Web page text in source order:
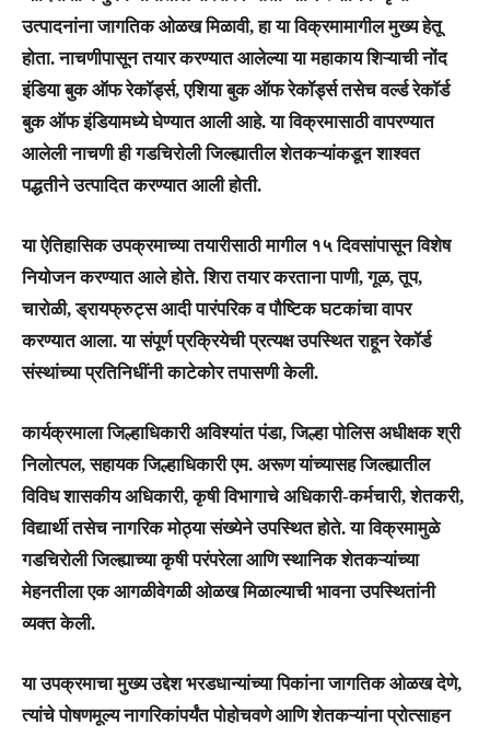
उत्पादनांना जागतिक ओळख मिळावी, हा या विक्रमामागील मुख्य हेतू
होता. नाचणीपासून तयार करण्यात आलेल्या या महाकाय शिऱ्याची नोंद
इंडिया बुक ऑफ रेकॉर्ड्स, एशिया बुक ऑफ रेकॉर्ड्स तसेच वर्ल्ड रेकॉर्ड
बुक ऑफ इंडियामध्ये घेण्यात आली आहे. या विक्रमासाठी वापरण्यात
आलेली नाचणी ही गडचिरोली जिल्ह्यातील शेतकऱ्यांकडून शाश्वत
पद्धतीने उत्पादित करण्यात आली होती.
या ऐतिहासिक उपक्रमाच्या तयारीसाठी मागील १५ दिवसांपासून विशेष
नियोजन करण्यात आले होते. शिरा तयार करताना पाणी, गूळ, तूप,
चारोळी, ड्रायफ्रुट्स आदी पारंपरिक व पौष्टिक घटकांचा वापर
करण्यात आला. या संपूर्ण प्रक्रियेची प्रत्यक्ष उपस्थित राहून रेकॉर्ड
संस्थांच्या प्रतिनिधींनी काटेकोर तपासणी केली.
कार्यक्रमाला जिल्हाधिकारी अविश्यांत पंडा, जिल्हा पोलिस अधीक्षक श्री
निलोत्पल, सहायक जिल्हाधिकारी एम. अरूण यांच्यासह जिल्ह्यातील
विविध शासकीय अधिकारी, कृषी विभागाचे अधिकारी-कर्मचारी, शेतकरी,
विद्यार्थी तसेच नागरिक मोठ्या संख्येने उपस्थित होते. या विक्रमामुळे
गडचिरोली जिल्ह्याच्या कृषी परंपरेला आणि स्थानिक शेतकऱ्यांच्या
मेहनतीला एक आगळीवेगळी ओळख मिळाल्याची भावना उपस्थितांनी
व्यक्त केली.
या उपक्रमाचा मुख्य उद्देश भरडधान्यांच्या पिकांना जागतिक ओळख देणे,
त्यांचे पोषणमूल्य नागरिकांपर्यंत पोहोचवणे आणि शेतकऱ्यांना प्रोत्साहन